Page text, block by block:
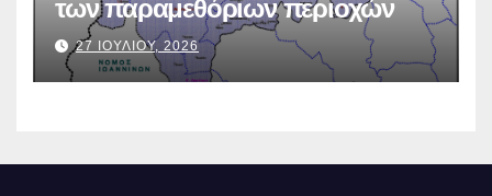
των παραμεθόριων περιοχών
27 ΙΟΥΛΙΟΥ, 2026